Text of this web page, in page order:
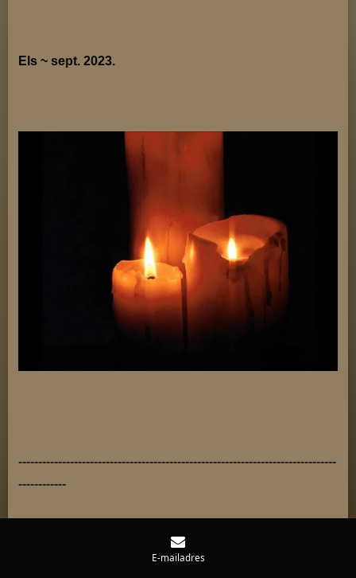
Els ~ sept. 2023.
--------------------------------------------------------------------------------
------------
E-mailadres